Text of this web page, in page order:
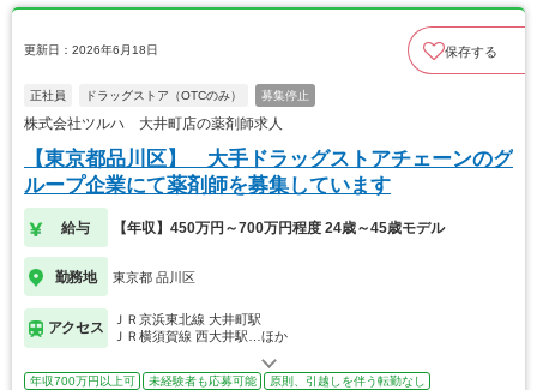
更新日：2026年6月18日 保存する
正社員 ドラッグストア（OTCのみ） 募集停止
株式会社ツルハ 大井町店の薬剤師求人
【東京都品川区】 大手ドラッグストアチェーンのグ
ループ企業にて薬剤師を募集しています
給与 【年収】450万円～700万円程度 24歳～45歳モデル
勤務地 東京都 品川区
アクセス
ＪＲ京浜東北線 大井町駅
ＪＲ横須賀線 西大井駅…ほか
年収700万円以上可 未経験者も応募可能
原則、引越しを伴う転勤なし